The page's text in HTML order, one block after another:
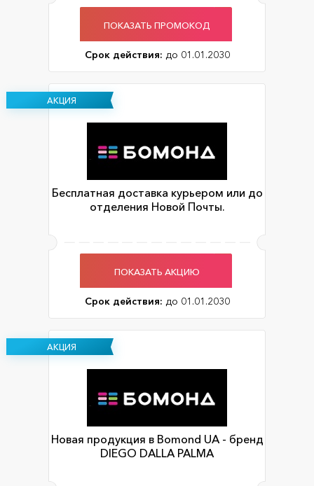
ПОКАЗАТЬ ПРОМОКОД
Срок действия: до 01.01.2030
АКЦИЯ
Бесплатная доставка курьером или до
отделения Новой Почты.
ПОКАЗАТЬ АКЦИЮ
Срок действия: до 01.01.2030
АКЦИЯ
Новая продукция в Bomond UA - бренд
DIEGO DALLA PALMA